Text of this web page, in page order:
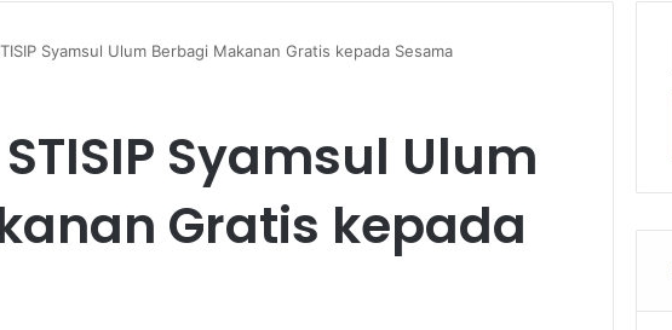
Syamsul Ulum Berbagi Makanan Gratis kepada Sesama
Syamsul Ulum
Gratis kepada